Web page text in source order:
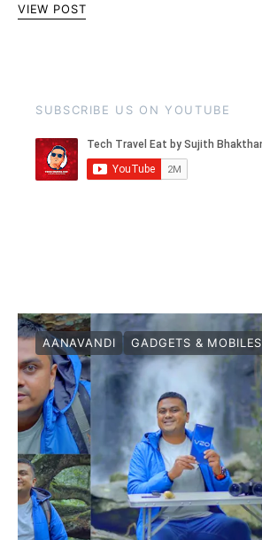
VIEW POST
SUBSCRIBE US ON YOUTUBE
AANAVANDI GADGETS & MOBILES